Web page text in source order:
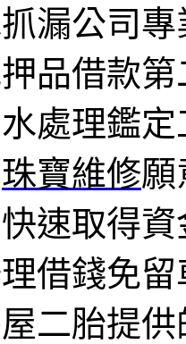
漏公司專
品借款
處理鑑
珠寶維修願
速取得資
借錢免
二胎提